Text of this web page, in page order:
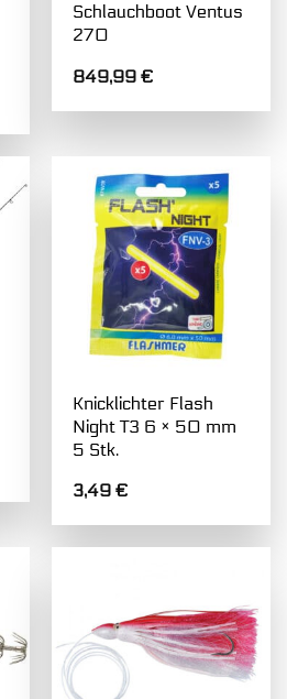
Schlauchboot Ventus
270
849,99€
Knicklichter Flash
Night T3 6 × 50 mm
5 Stk.
3,49€